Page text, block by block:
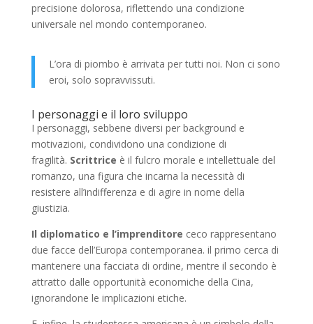
precisione dolorosa, riflettendo una condizione
universale nel mondo contemporaneo.
L’ora di piombo è arrivata per tutti noi. Non ci sono
eroi, solo sopravvissuti.
I personaggi e il loro sviluppo
I personaggi, sebbene diversi per background e
motivazioni, condividono una condizione di
fragilità. Scrittrice è il fulcro morale e intellettuale del
romanzo, una figura che incarna la necessità di
resistere all’indifferenza e di agire in nome della
giustizia.
Il diplomatico e l’imprenditore ceco rappresentano
due facce dell’Europa contemporanea. il primo cerca di
mantenere una facciata di ordine, mentre il secondo è
attratto dalle opportunità economiche della Cina,
ignorandone le implicazioni etiche.